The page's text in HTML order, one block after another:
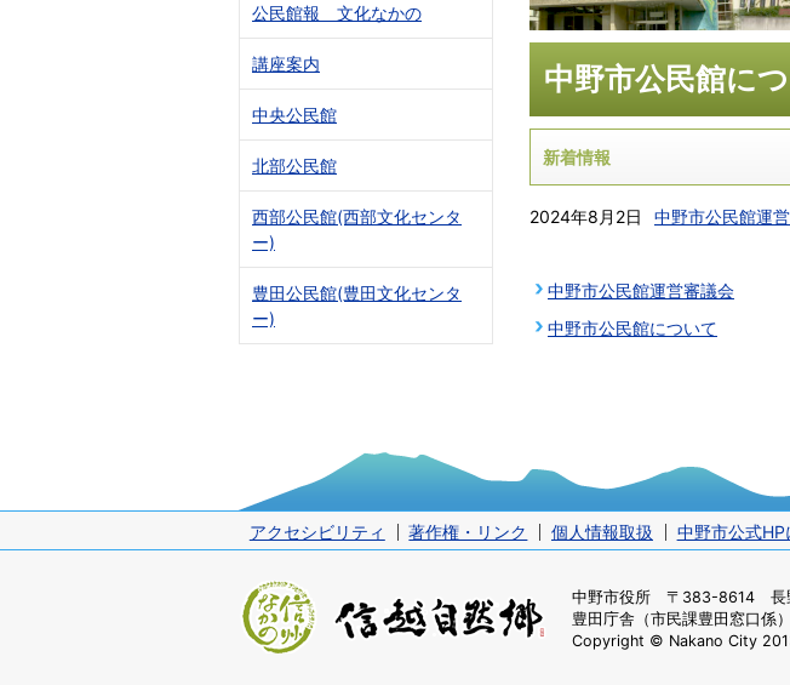
中野市公民館に
新着情報
2024年8月2日 中野市公民館運
中野市公民館運営審議会
中野市公民館について
公民館報 文化なかの
講座案内
中央公民館
北部公民館
西部公民館(西部文化センタ
ー)
豊田公民館(豊田文化センタ
ー)
アクセシビリティ 著作権・リンク 個人情報取扱 中野市公式
中野市役所 〒383-8614 長
豊田庁舎（市民課豊田窓口係）
Copyright © Nakano City